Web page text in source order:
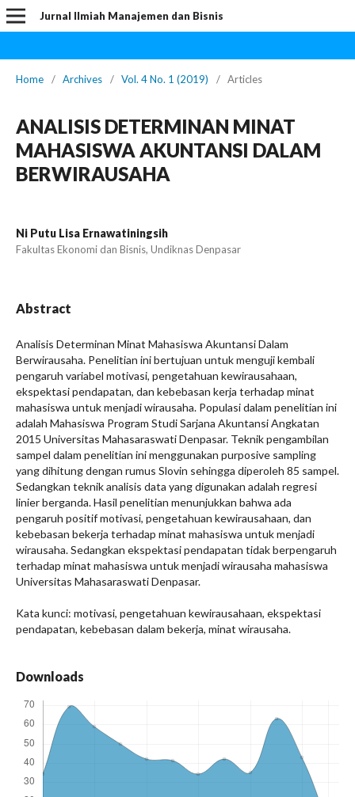
Jurnal Ilmiah Manajemen dan Bisnis
Home / Archives / Vol. 4 No. 1 (2019) / Articles
ANALISIS DETERMINAN MINAT
MAHASISWA AKUNTANSI DALAM
BERWIRAUSAHA
Ni Putu Lisa Ernawatiningsih
Fakultas Ekonomi dan Bisnis, Undiknas Denpasar
Abstract
Analisis Determinan Minat Mahasiswa Akuntansi Dalam
Berwirausaha. Penelitian ini bertujuan untuk menguji kembali
pengaruh variabel motivasi, pengetahuan kewirausahaan,
ekspektasi pendapatan, dan kebebasan kerja terhadap minat
mahasiswa untuk menjadi wirausaha. Populasi dalam penelitian ini
adalah Mahasiswa Program Studi Sarjana Akuntansi Angkatan
2015 Universitas Mahasaraswati Denpasar. Teknik pengambilan
sampel dalam penelitian ini menggunakan purposive sampling
yang dihitung dengan rumus Slovin sehingga diperoleh 85 sampel.
Sedangkan teknik analisis data yang digunakan adalah regresi
linier berganda. Hasil penelitian menunjukkan bahwa ada
pengaruh positif motivasi, pengetahuan kewirausahaan, dan
kebebasan bekerja terhadap minat mahasiswa untuk menjadi
wirausaha. Sedangkan ekspektasi pendapatan tidak berpengaruh
terhadap minat mahasiswa untuk menjadi wirausaha mahasiswa
Universitas Mahasaraswati Denpasar.
Kata kunci: motivasi, pengetahuan kewirausahaan, ekspektasi
pendapatan, kebebasan dalam bekerja, minat wirausaha.
Downloads